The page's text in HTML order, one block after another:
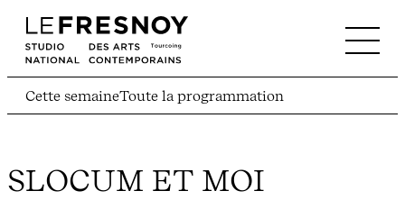
Cette semaineToute la programmation
SLOCUM ET MOI